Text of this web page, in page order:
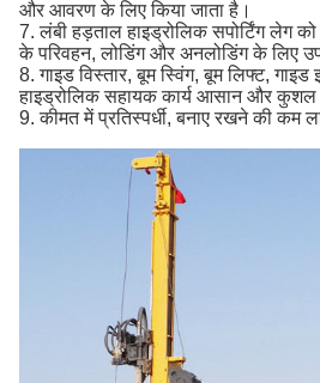
और आवरण के लिए किया जाता है।
7. लंबी हड़ताल हाइड्रोलिक सपोर्टिंग लेग
के परिवहन, लोडिंग और अनलोडिंग के लिए
8. गाइड विस्तार, बूम स्विंग, बूम लिफ्ट,
हाइड्रोलिक सहायक कार्य आसान और कुशल
9. कीमत में प्रतिस्पर्धी, बनाए रखने की कम